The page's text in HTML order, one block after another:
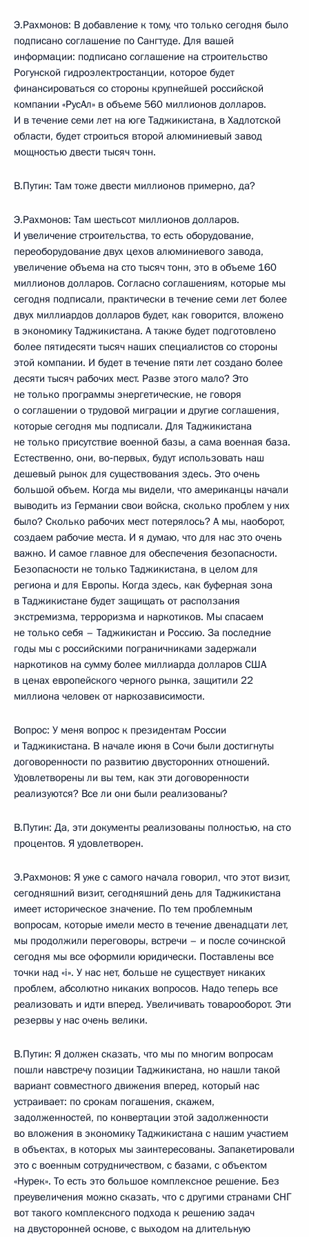
Э.Рахмонов: В добавление к тому, что только сегодня было
подписано соглашение по Сангтуде. Для вашей
информации: подписано соглашение на строительство
Рогунской гидроэлектростанции, которое будет
финансироваться со стороны крупнейшей российской
компании «РусАл» в объеме 560 миллионов долларов.
И в течение семи лет на юге Таджикистана, в Хадлотской
области, будет строиться второй алюминиевый завод
мощностью двести тысяч тонн.
В.Путин: Там тоже двести миллионов примерно, да?
Э.Рахмонов: Там шестьсот миллионов долларов.
И увеличение строительства, то есть оборудование,
переоборудование двух цехов алюминиевого завода,
увеличение объема на сто тысяч тонн, это в объеме 160
миллионов долларов. Согласно соглашениям, которые мы
сегодня подписали, практически в течение семи лет более
двух миллиардов долларов будет, как говорится, вложено
в экономику Таджикистана. А также будет подготовлено
более пятидесяти тысяч наших специалистов со стороны
этой компании. И будет в течение пяти лет создано более
десяти тысяч рабочих мест. Разве этого мало? Это
не только программы энергетические, не говоря
о соглашении о трудовой миграции и другие соглашения,
которые сегодня мы подписали. Для Таджикистана
не только присутствие военной базы, а сама военная база.
Естественно, они, во‑первых, будут использовать наш
дешевый рынок для существования здесь. Это очень
большой объем. Когда мы видели, что американцы начали
выводить из Германии свои войска, сколько проблем у них
было? Сколько рабочих мест потерялось? А мы, наоборот,
создаем рабочие места. И я думаю, что для нас это очень
важно. И самое главное для обеспечения безопасности.
Безопасности не только Таджикистана, в целом для
региона и для Европы. Когда здесь, как буферная зона
в Таджикистане будет защищать от расползания
экстремизма, терроризма и наркотиков. Мы спасаем
не только себя – Таджикистан и Россию. За последние
годы мы с российскими пограничниками задержали
наркотиков на сумму более миллиарда долларов США
в ценах европейского черного рынка, защитили 22
миллиона человек от наркозависимости.
Вопрос: У меня вопрос к президентам России
и Таджикистана. В начале июня в Сочи были достигнуты
договоренности по развитию двусторонних отношений.
Удовлетворены ли вы тем, как эти договоренности
реализуются? Все ли они были реализованы?
В.Путин: Да, эти документы реализованы полностью, на сто
процентов. Я удовлетворен.
Э.Рахмонов: Я уже с самого начала говорил, что этот визит,
сегодняшний визит, сегодняшний день для Таджикистана
имеет историческое значение. По тем проблемным
вопросам, которые имели место в течение двенадцати лет,
мы продолжили переговоры, встречи – и после сочинской
сегодня мы все оформили юридически. Поставлены все
точки над «i». У нас нет, больше не существует никаких
проблем, абсолютно никаких вопросов. Надо теперь все
реализовать и идти вперед. Увеличивать товарооборот. Эти
резервы у нас очень велики.
В.Путин: Я должен сказать, что мы по многим вопросам
пошли навстречу позиции Таджикистана, но нашли такой
вариант совместного движения вперед, который нас
устраивает: по срокам погашения, скажем,
задолженностей, по конвертации этой задолженности
во вложения в экономику Таджикистана с нашим участием
в объектах, в которых мы заинтересованы. Запакетировали
это с военным сотрудничеством, с базами, с объектом
«Нурек». То есть это большое комплексное решение. Без
преувеличения можно сказать, что с другими странами СНГ
вот такого комплексного подхода к решению задач
на двусторонней основе, с выходом на длительную